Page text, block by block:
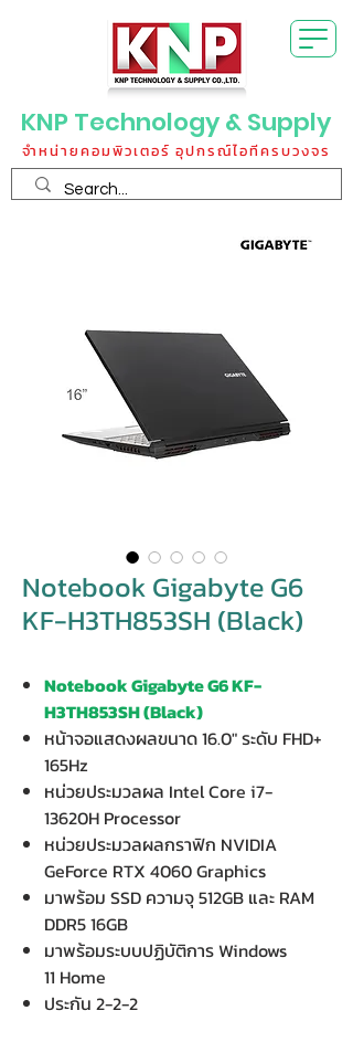
KNP Technology & Supply
จำหน่ายคอมพิวเตอร์ อุปกรณ์ไอทีครบวงจร
Notebook Gigabyte G6
KF-H3TH853SH (Black)
Notebook Gigabyte G6 KF-
H3TH853SH (Black)
หน้าจอแสดงผลขนาด 16.0" ระดับ FHD+
165Hz
หน่วยประมวลผล Intel Core i7-
13620H Processor
หน่วยประมวลผลกราฟิก NVIDIA
GeForce RTX 4060 Graphics
มาพร้อม SSD ความจุ 512GB และ RAM
DDR5 16GB
มาพร้อมระบบปฏิบัติการ Windows
11 Home
ประกัน 2-2-2